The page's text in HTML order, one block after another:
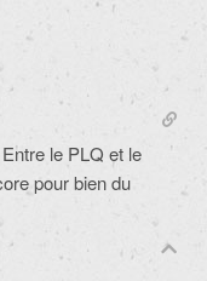
le PLQ et le
pour bien du